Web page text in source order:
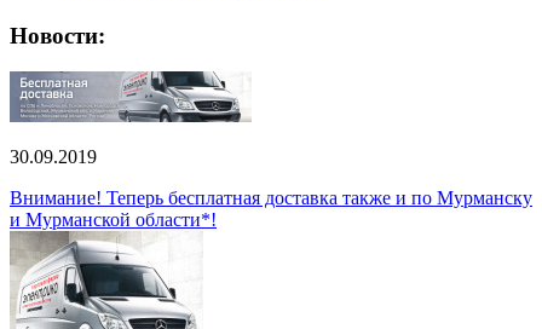
Новости:
30.09.2019
Внимание! Теперь бесплатная доставка также и по Мурманску
и Мурманской области*!